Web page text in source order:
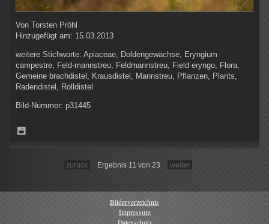
Von Torsten Pröhl
Hinzugefügt am: 15.03.2013
weitere Stichworte: Apiaceae, Doldengewächse, Eryngium
campestre, Feld-mannstreu, Feldmannstreu, Field eryngo, Flora,
Gemeine brachdistel, Krausdistel, Mannstreu, Pflanzen, Plants,
Radendistel, Rolldistel
Bild-Nummer: p31445
zurück Ergebnis 11 von 23 weiter
Bilderverzeichnis
Impressum